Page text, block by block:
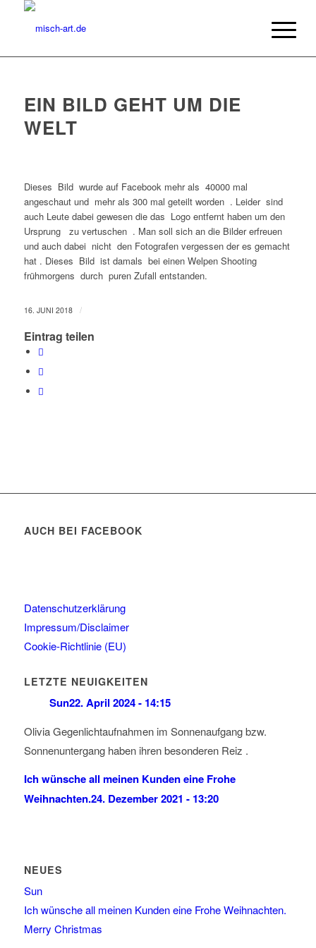
EIN BILD GEHT UM DIE
WELT
Dieses Bild wurde auf Facebook mehr als 40000 mal
angeschaut und mehr als 300 mal geteilt worden . Leider sind
auch Leute dabei gewesen die das Logo entfernt haben um den
Ursprung zu vertuschen . Man soll sich an die Bilder erfreuen
und auch dabei nicht den Fotografen vergessen der es gemacht
hat . Dieses Bild ist damals bei einen Welpen Shooting
frühmorgens durch puren Zufall entstanden.
16. JUNI 2018 /
Eintrag teilen
AUCH BEI FACEBOOK
Datenschutzerklärung
Impressum/Disclaimer
Cookie-Richtlinie (EU)
LETZTE NEUIGKEITEN
Sun22. April 2024 - 14:15
Olivia Gegenlichtaufnahmen im Sonnenaufgang bzw.
Sonnenuntergang haben ihren besonderen Reiz .
Ich wünsche all meinen Kunden eine Frohe
Weihnachten.24. Dezember 2021 - 13:20
NEUES
Sun
Ich wünsche all meinen Kunden eine Frohe Weihnachten.
Merry Christmas